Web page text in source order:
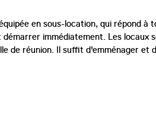
en sous-location, qui répond à
immédiatement. Les locaux
de réunion. Il suffit d'emménager et